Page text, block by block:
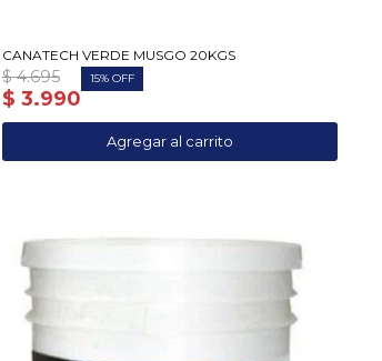
CANATECH VERDE MUSGO 20KGS
$ 3.990
$ 4.695 15